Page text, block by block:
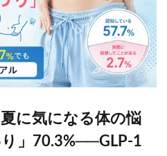
に気になる体の悩
」70.3%──GLP-1